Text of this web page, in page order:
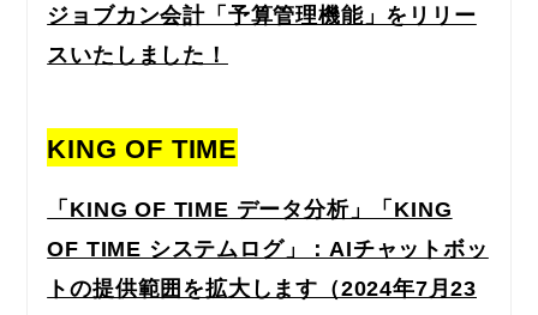
ジョブカン会計「予算管理機能」をリリー
スいたしました！
KING OF TIME
「KING OF TIME データ分析」「KING
OF TIME システムログ」：AIチャットボッ
トの提供範囲を拡大します（2024年7月23